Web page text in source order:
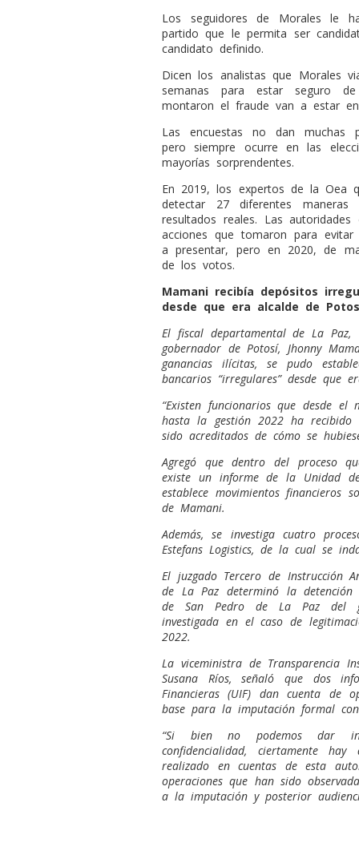
Los seguidores de Morales le
partido que le permita ser
candidato definido.
Dicen los analistas que Morales
semanas para estar seguro
montaron el fraude van a estar
Las encuestas no dan muchas
pero siempre ocurre en las
mayorías sorprendentes.
En 2019, los expertos de la Oea
detectar 27 diferentes
resultados reales. Las
acciones que tomaron para
a presentar, pero en 2020, de
de los votos.
Mamani recibía depósitos
desde que era alcalde de
El fiscal departamental de La
gobernador de Potosí, Jhonny
ganancias ilícitas, se pudo
bancarios “irregulares” desde que
“Existen funcionarios que desde
hasta la gestión 2022 ha recibido
sido acreditados de cómo se
Agregó que dentro del proceso
existe un informe de la Unidad de
establece movimientos financieros
de Mamani.
Además, se investiga cuatro
Estefans Logistics, de la cual se
El juzgado Tercero de Instrucción
de La Paz determinó la
de San Pedro de La Paz del
investigada en el caso de
2022.
La viceministra de Transparencia
Susana Ríos, señaló que dos
Financieras (UIF) dan cuenta de
base para la imputación formal
“Si bien no podemos dar
confidencialidad, ciertamente
realizado en cuentas de esta
operaciones que han sido
a la imputación y posterior